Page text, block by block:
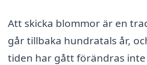
Att skicka blommor är en
går tillbaka hundratals år,
tiden har gått förändras